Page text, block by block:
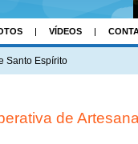
VÍDEOS
Santo Espírito
de